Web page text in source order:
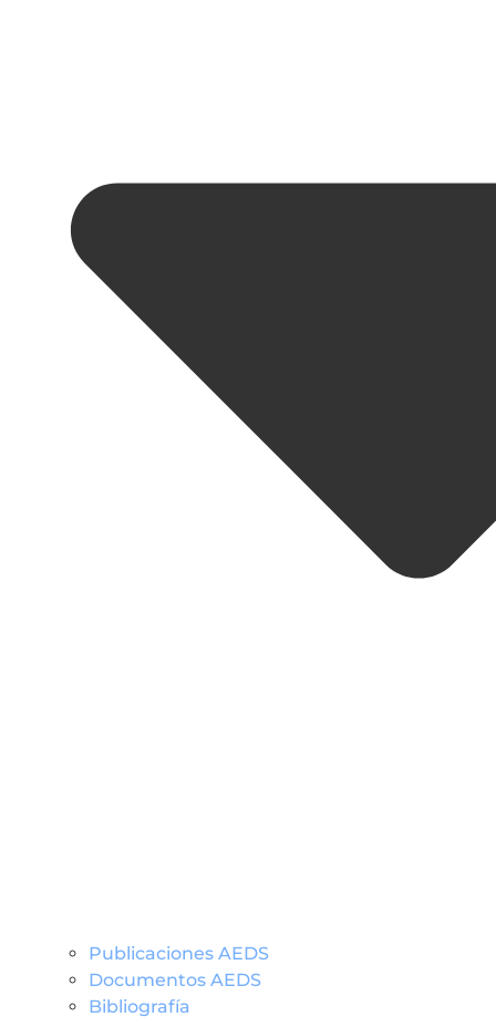
Publicaciones AEDS
Documentos AEDS
Bibliografía